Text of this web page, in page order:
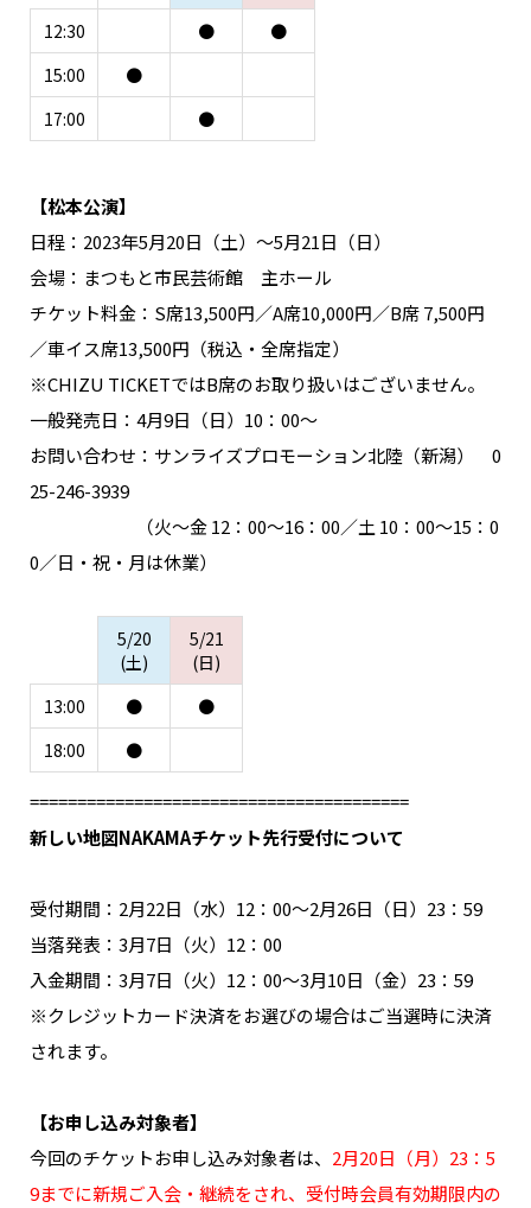
12:30
15:00
17:00
●
●
●
●
【松本公演】
日程：2023年5月20日（土）～5月21日（日）
会場：まつもと市民芸術館 主ホール
チケット料金：S席13,500円／A席10,000円／B席 7,500円
／車イス席13,500円（税込・全席指定）
※CHIZU TICKETではB席のお取り扱いはございません。
一般発売日：4月9日（日）10：00〜
お問い合わせ：サンライズプロモーション北陸（新潟） 0
25-246-3939
（火〜金 12：00〜16：00／土 10：00〜15：0
0／日・祝・月は休業）
13:00
18:00
5/20
(土)
5/21
(日)
●
●
●
========================================
新しい地図NAKAMAチケット先行受付について
受付期間：2月22日（水）12：00～2月26日（日）23：59
当落発表：3月7日（火）12：00
入金期間：3月7日（火）12：00～3月10日（金）23：59
※クレジットカード決済をお選びの場合はご当選時に決済
されます。
【お申し込み対象者】
今回のチケットお申し込み対象者は、 2月20日（月）23：5
9までに新規ご入会・継続をされ、受付時会員有効期限内の